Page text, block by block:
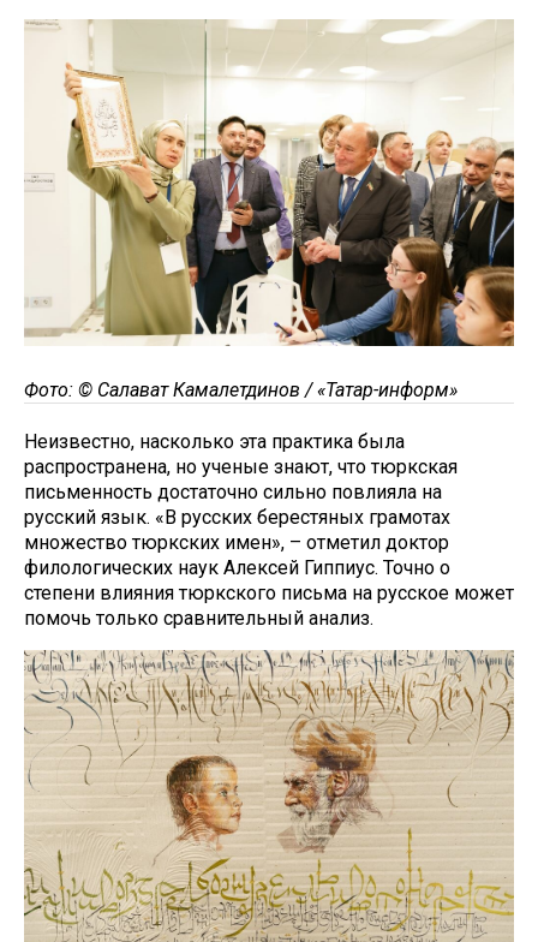
Фото: © Салават Камалетдинов / «Татар-информ»
Неизвестно, насколько эта практика была
распространена, но ученые знают, что тюркская
письменность достаточно сильно повлияла на
русский язык. «В русских берестяных грамотах
множество тюркских имен», – отметил доктор
филологических наук Алексей Гиппиус. Точно о
степени влияния тюркского письма на русское может
помочь только сравнительный анализ.